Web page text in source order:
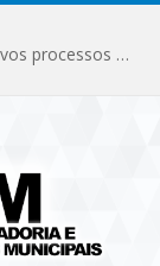
Declaramos que até o momento, não há novos processos licitatórios para o Instituto de Previdência no ano de 2026.